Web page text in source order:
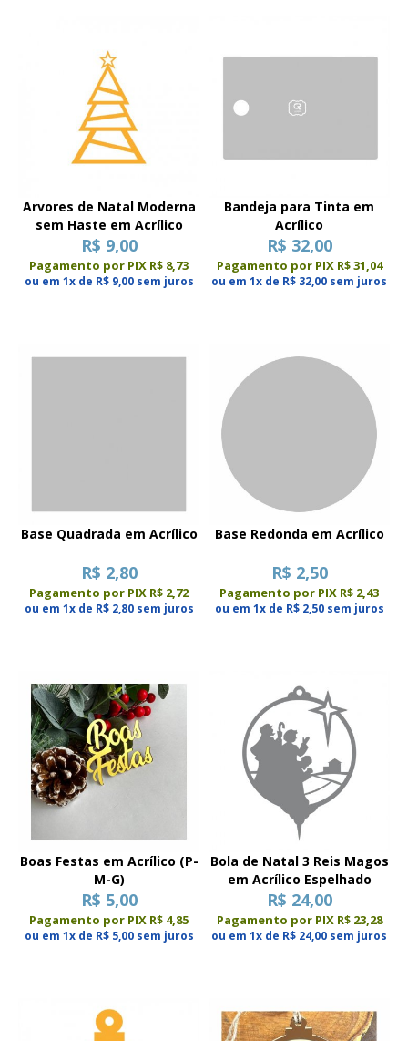
Arvores de Natal Moderna
sem Haste em Acrílico
R$ 9,00
Pagamento por PIX R$ 8,73
ou em 1x de R$ 9,00 sem juros
Bandeja para Tinta em
Acrílico
R$ 32,00
Pagamento por PIX R$ 31,04
ou em 1x de R$ 32,00 sem juros
Base Quadrada em Acrílico
R$ 2,80
Pagamento por PIX R$ 2,72
ou em 1x de R$ 2,80 sem juros
Base Redonda em Acrílico
R$ 2,50
Pagamento por PIX R$ 2,43
ou em 1x de R$ 2,50 sem juros
Boas Festas em Acrílico (P-
M-G)
R$ 5,00
Pagamento por PIX R$ 4,85
ou em 1x de R$ 5,00 sem juros
Bola de Natal 3 Reis Magos
em Acrílico Espelhado
R$ 24,00
Pagamento por PIX R$ 23,28
ou em 1x de R$ 24,00 sem juros